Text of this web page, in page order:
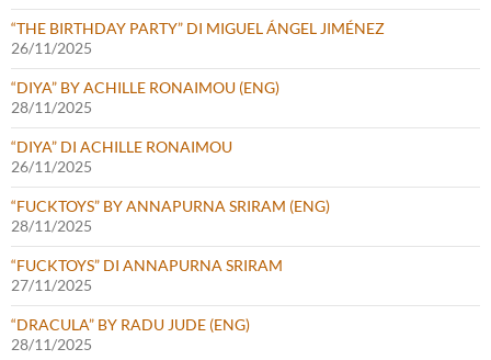
“THE BIRTHDAY PARTY” DI MIGUEL ÁNGEL JIMÉNEZ
26/11/2025
“DIYA” BY ACHILLE RONAIMOU (ENG)
28/11/2025
“DIYA” DI ACHILLE RONAIMOU
26/11/2025
“FUCKTOYS” BY ANNAPURNA SRIRAM (ENG)
28/11/2025
“FUCKTOYS” DI ANNAPURNA SRIRAM
27/11/2025
“DRACULA” BY RADU JUDE (ENG)
28/11/2025